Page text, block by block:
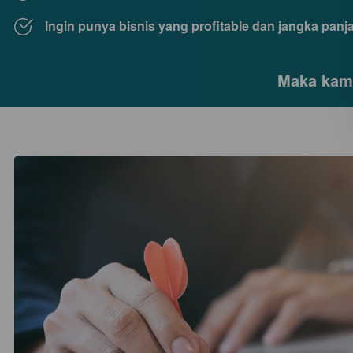
Ingin punya bisnis yang profitable dan jangka
Maka